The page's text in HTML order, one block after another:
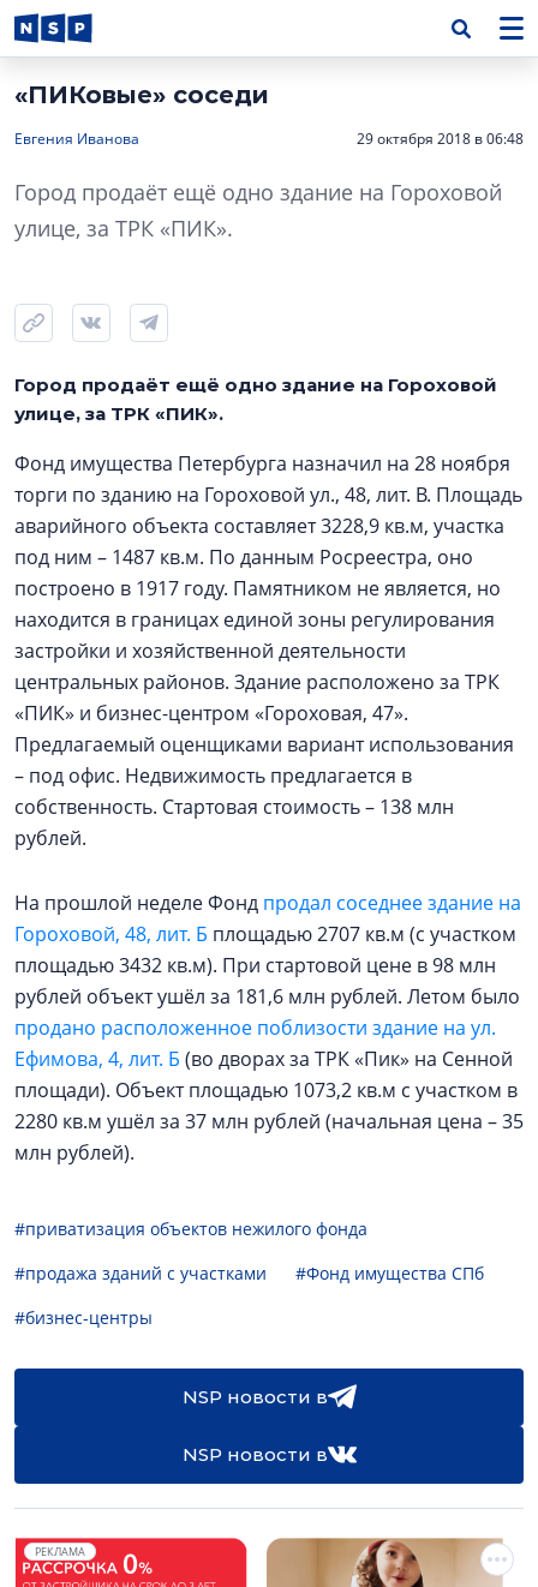
«ПИКовые» соседи
Евгения Иванова 29 октября 2018 в 06:48
Город продаёт ещё одно здание на Гороховой
улице, за ТРК «ПИК».
Город продаёт ещё одно здание на Гороховой
улице, за ТРК «ПИК».
Фонд имущества Петербурга назначил на 28 ноября
торги по зданию на Гороховой ул., 48, лит. В. Площадь
аварийного объекта составляет 3228,9 кв.м, участка
под ним – 1487 кв.м. По данным Росреестра, оно
построено в 1917 году. Памятником не является, но
находится в границах единой зоны регулирования
застройки и хозяйственной деятельности
центральных районов. Здание расположено за ТРК
«ПИК» и бизнес-центром «Гороховая, 47».
Предлагаемый оценщиками вариант использования
– под офис. Недвижимость предлагается в
собственность. Стартовая стоимость – 138 млн
рублей.
На прошлой неделе Фонд продал соседнее здание на
Гороховой, 48, лит. Б площадью 2707 кв.м (с участком
площадью 3432 кв.м). При стартовой цене в 98 млн
рублей объект ушёл за 181,6 млн рублей. Летом было
продано расположенное поблизости здание на ул.
Ефимова, 4, лит. Б (во дворах за ТРК «Пик» на Сенной
площади). Объект площадью 1073,2 кв.м с участком в
2280 кв.м ушёл за 37 млн рублей (начальная цена – 35
млн рублей).
#приватизация объектов нежилого фонда
#продажа зданий с участками
#Фонд имущества СПб
#бизнес-центры
NSP новости в
NSP новости в
РЕКЛАМА